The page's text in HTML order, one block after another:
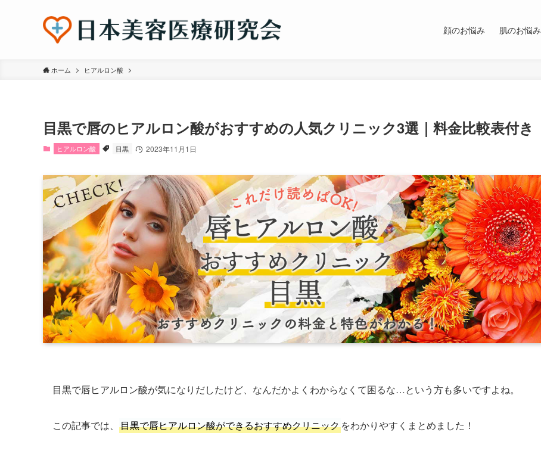
顔のお悩み 肌のお悩み
ホーム ヒアルロン酸
目黒で唇のヒアルロン酸がおすすめの人気クリニック3選｜料金比較表付き
ヒアルロン酸 目黒 2023年11月1日
目黒で唇ヒアルロン酸が気になりだしたけど、なんだかよくわからなくて困るな…という方も多いですよね。
この記事では、 目黒で唇ヒアルロン酸ができるおすすめクリニックをわかりやすくまとめました！